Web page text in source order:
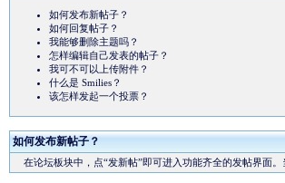
如何发布新帖子？
如何回复帖子？
我能够删除主题吗？
怎样编辑自己发表的帖子？
我可不可以上传附件？
什么是 Smilies？
该怎样发起一个投票？
如何发布新帖子？
在论坛板块中，点“发新帖”即可进入功能齐全的发帖界面